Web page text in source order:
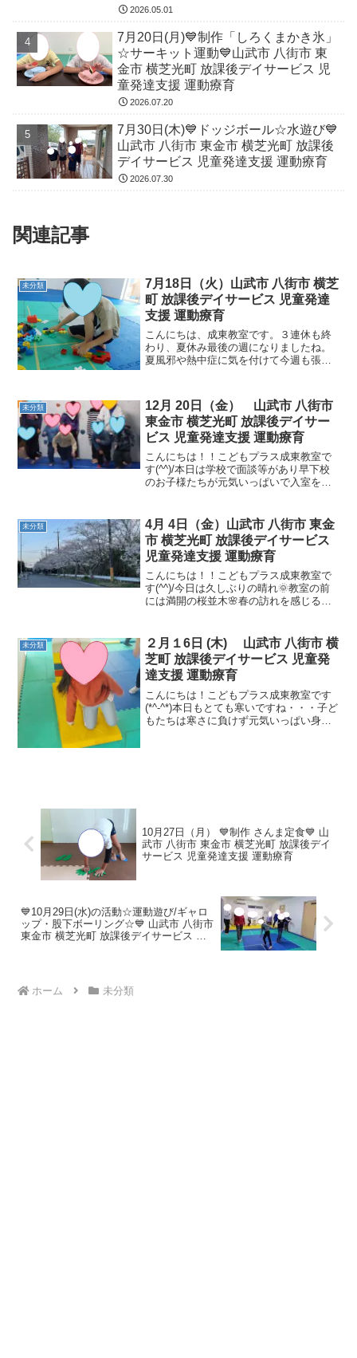
2026.05.01
7月20日(月)💙制作「しろくまかき氷」
☆サーキット運動💙山武市 八街市 東
金市 横芝光町 放課後デイサービス 児
童発達支援 運動療育
2026.07.20
7月30日(木)💙ドッジボール☆水遊び💙
山武市 八街市 東金市 横芝光町 放課後
デイサービス 児童発達支援 運動療育
2026.07.30
関連記事
未分類
7月18日（火）山武市 八街市 横芝
町 放課後デイサービス 児童発達
支援 運動療育
こんにちは、成東教室です。３連休も終
わり、夏休み最後の週になりましたね。
夏風邪や熱中症に気を付けて今週も張り
ってきました。入室すると、すぐに鬼ご
っこの始まり...
未分類
12月 20日（金） 山武市 八街市
東金市 横芝光町 放課後デイサー
ビス 児童発達支援 運動療育
こんにちは！！こどもプラス成東教室で
す(^^)/本日は学校で面談等があり早下校
のお子様たちが元気いっぱいで入室をし
空間認知力・ルールの理解ジグザグカン
ガルー 身体面・身...
未分類
4月 4日（金）山武市 八街市 東金
市 横芝光町 放課後デイサービス
児童発達支援 運動療育
こんにちは！！こどもプラス成東教室で
す(^^)/今日は久しぶりの晴れ🌞教室の前
には満開の桜並木🌸春の訪れを感じる一
り」、「歩き島鬼ごっこ」を行いまし
た！ 午後は「キャッチボ...
未分類
２月１6日 (木) 山武市 八街市 横
芝町 放課後デイサービス 児童発
達支援 運動療育
こんにちは！こどもプラス成東教室です
(*^-^*)本日もとても寒いですね・・・子ど
もたちは寒さに負けず元気いっぱい身体
10月27日（月） 💙制作 さんま定食💙 山
武市 八街市 東金市 横芝光町 放課後デイ
サービス 児童発達支援 運動療育
💙10月29日(水)の活動☆運動遊び/ギャロ
ップ・股下ボーリング☆💙 山武市 八街市
東金市 横芝光町 放課後デイサービス 児
ホーム 未分類